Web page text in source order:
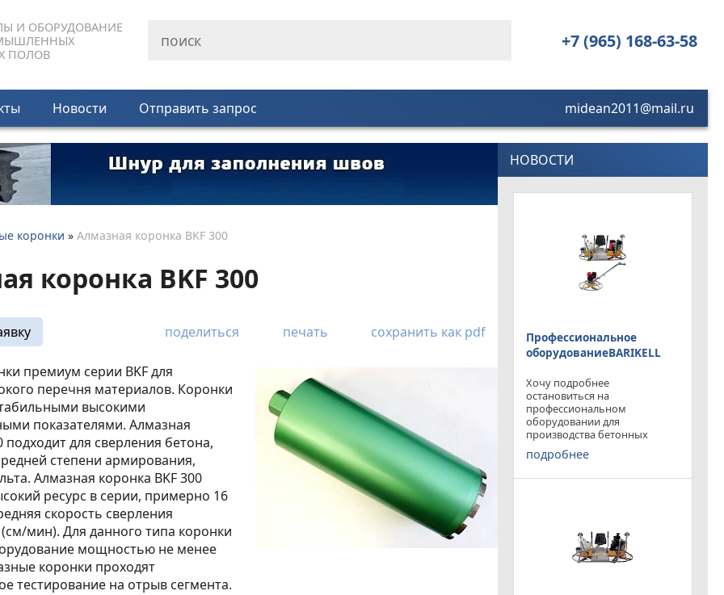
И ОБОРУДОВАНИЕ
ПОЛОВ
+7 (965) 168-63-58
Новости Отправить запрос midean2011@mail.ru
коронки » Алмазная коронка BKF 300
коронка BKF 300
поделиться печать сохранить как pdf
премиум серии BKF для
перечня материалов. Коронки
высокими
показателями. Алмазная
подходит для сверления бетона,
степени армирования,
Алмазная коронка BKF 300
ресурс в серии, примерно 16
скорость сверления
(см/мин). Для данного типа коронки
мощностью не менее
коронки проходят
тестирование на отрыв сегмента.
НОВОСТИ
Профессиональное
оборудованиеBARIKELL
Хочу подробнее
остановиться на
профессиональном
оборудовании для
производства бетонных
работ, ибо к качеству
поверхности бетона в
широк. Это
подробнее